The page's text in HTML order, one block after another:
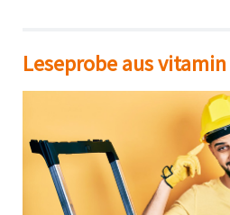
Leseprobe aus vitamin